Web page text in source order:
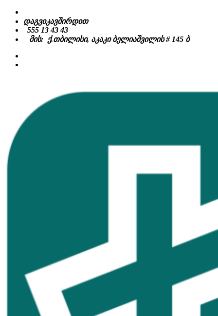
Skip
content
დაგვიკავშირდით
555 13 43 43
მის: ქ.თბილისი, აკაკი ბელიაშვილის # 145 ბ